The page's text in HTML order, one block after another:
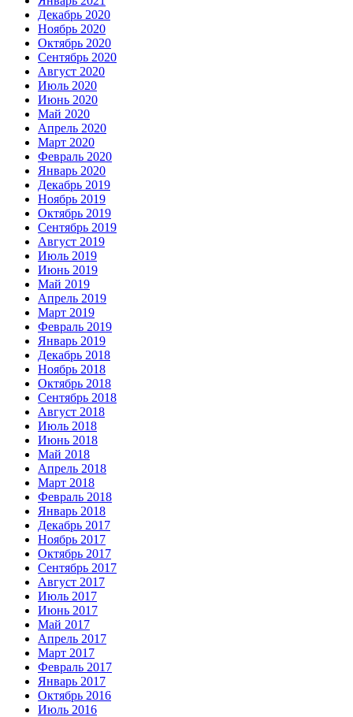
Декабрь 2020
Ноябрь 2020
Октябрь 2020
Сентябрь 2020
Август 2020
Июль 2020
Июнь 2020
Май 2020
Апрель 2020
Март 2020
Февраль 2020
Январь 2020
Декабрь 2019
Ноябрь 2019
Октябрь 2019
Сентябрь 2019
Август 2019
Июль 2019
Июнь 2019
Май 2019
Апрель 2019
Март 2019
Февраль 2019
Январь 2019
Декабрь 2018
Ноябрь 2018
Октябрь 2018
Сентябрь 2018
Август 2018
Июль 2018
Июнь 2018
Май 2018
Апрель 2018
Март 2018
Февраль 2018
Январь 2018
Декабрь 2017
Ноябрь 2017
Октябрь 2017
Сентябрь 2017
Август 2017
Июль 2017
Июнь 2017
Май 2017
Апрель 2017
Март 2017
Февраль 2017
Январь 2017
Октябрь 2016
Июль 2016